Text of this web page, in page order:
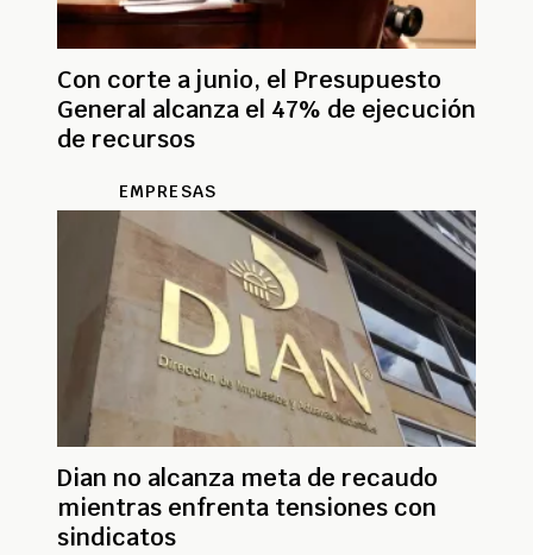
Con corte a junio, el Presupuesto
General alcanza el 47% de ejecución
de recursos
EMPRESAS
Dian no alcanza meta de recaudo
mientras enfrenta tensiones con
sindicatos